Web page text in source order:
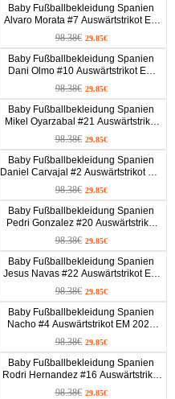
Baby Fußballbekleidung Spanien
Alvaro Morata #7 Auswärtstrikot EM
2024 Kurzarm (+ kurze hosen)
98.38€ 29.85€
Baby Fußballbekleidung Spanien
Dani Olmo #10 Auswärtstrikot EM
2024 Kurzarm (+ kurze hosen)
98.38€ 29.85€
Baby Fußballbekleidung Spanien
Mikel Oyarzabal #21 Auswärtstrikot
EM 2024 Kurzarm (+ kurze hosen)
98.38€ 29.85€
Baby Fußballbekleidung Spanien
Daniel Carvajal #2 Auswärtstrikot EM
2024 Kurzarm (+ kurze hosen)
98.38€ 29.85€
Baby Fußballbekleidung Spanien
Pedri Gonzalez #20 Auswärtstrikot
EM 2024 Kurzarm (+ kurze hosen)
98.38€ 29.85€
Baby Fußballbekleidung Spanien
Jesus Navas #22 Auswärtstrikot EM
2024 Kurzarm (+ kurze hosen)
98.38€ 29.85€
Baby Fußballbekleidung Spanien
Nacho #4 Auswärtstrikot EM 2024
Kurzarm (+ kurze hosen)
98.38€ 29.85€
Baby Fußballbekleidung Spanien
Rodri Hernandez #16 Auswärtstrikot
EM 2024 Kurzarm (+ kurze hosen)
98.38€ 29.85€